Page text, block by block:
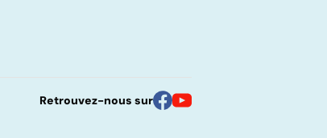
Retrouvez-nous sur